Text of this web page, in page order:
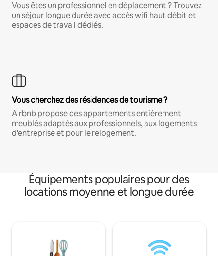
Vous êtes un professionnel en déplacement ? Trouvez
un séjour longue durée avec accès wifi haut débit et
espaces de travail dédiés.
Vous cherchez des résidences de tourisme ?
Airbnb propose des appartements entièrement
meublés adaptés aux professionnels, aux logements
d'entreprise et pour le relogement.
Équipements populaires pour des
locations moyenne et longue durée